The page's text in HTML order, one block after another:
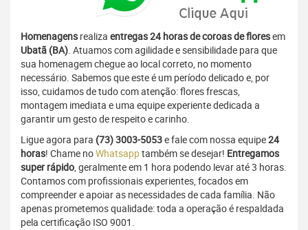
Homenagens realiza entregas 24 horas de coroas de floresem
Ubatã (BA). Atuamos com agilidade e sensibilidade para que
sua homenagem chegue ao local correto, no momento
necessário. Sabemos que este é um período delicado e, por
isso, cuidamos de tudo com atenção: flores frescas,
montagem imediata e uma equipe experiente dedicada a
garantir um gesto de respeito e carinho.
Ligue agora para (73) 3003-5053e fale com nossa equipe24
horas! Chame noWhatsapptambém se desejar! Entregamos
super rápido, geralmente em 1 hora podendo levar até 3 horas.
Contamos com profissionais experientes, focados em
compreender e apoiar as necessidades de cada família. Não
apenas prometemos qualidade: toda a operação é respaldada
pela certificação ISO 9001.